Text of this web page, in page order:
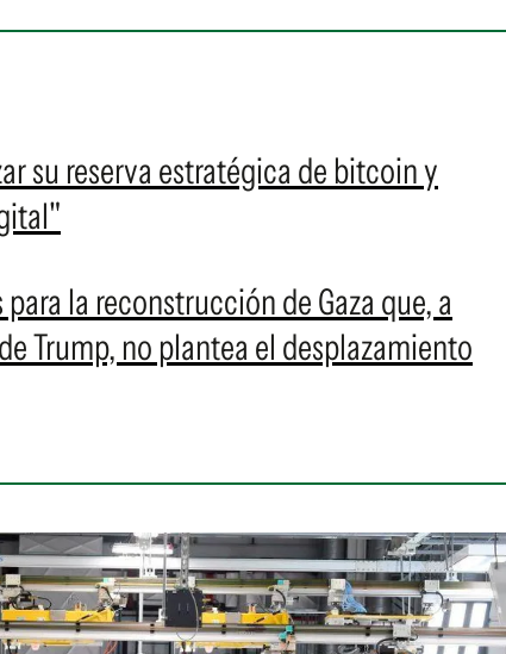
su reserva estratégica de bitcoin y
la reconstrucción de Gaza que, a
Trump, no plantea el desplazamiento